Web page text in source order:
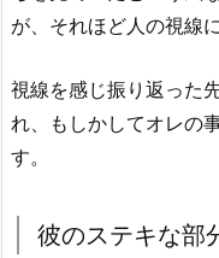
が、それほど人の視線
視線を感じ振り返った
れ、もしかしてオレの
す。
彼のステキな部